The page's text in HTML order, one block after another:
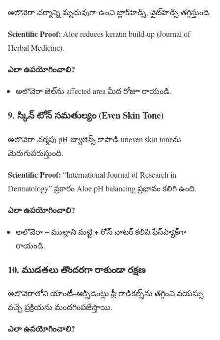
అలొవెరా చర్మాన్ని మృదువుగా ఉంచి బ్లాక్‌హెడ్స్, వైట్‌హెడ్స్ తగ్గిస్తుంది.
Scientific Proof: Aloe reduces keratin build-up (Journal of
Herbal Medicine).
ఎలా ఉపయోగించాలి?
అలొవెరా జెల్‌ను affected area మీద రోజూ రాయండి.
9. స్కిన్ టోన్ సమతుల్యం (Even Skin Tone)
అలొవెరా చర్మపు pH బ్యాలెన్స్ కాపాడి uneven skin tone‌ను
మెరుగుపరుస్తుంది.
Scientific Proof: “International Journal of Research in
Dermatology” ప్రకారం Aloe pH balancing ప్రభావం కలిగి ఉంది.
ఎలా ఉపయోగించాలి?
అలొవెరా + ముల్తాని మట్టి + రోస్ వాటర్ కలిపి ఫేస్‌ప్యాక్‌గా
రాయండి.
10. ముడతలు తొందరగా రాకుండా రక్షణ
అలొవెరాలోని యాంటీ–ఆక్సిడెంట్లు ఫ్రీ రాడికల్స్‌ను తగ్గించి వయస్సు
వచ్చే ప్రక్రియను మందగింపజేస్తాయి.
ఎలా ఉపయోగించాలి?